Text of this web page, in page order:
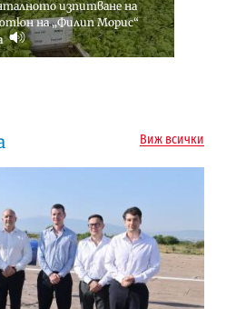
изпитване на
на „Филип Морис“
Виж всички